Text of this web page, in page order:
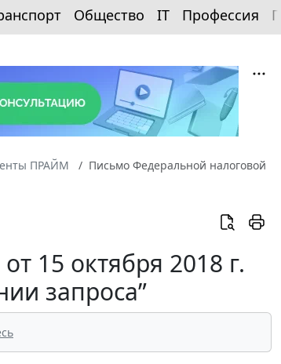
Общество IT Профессия
ПРАЙМ
Письмо Федеральной налоговой
15 октября 2018 г.
запроса”